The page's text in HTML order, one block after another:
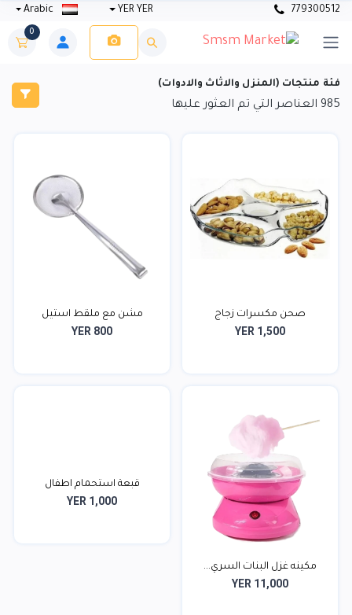
779300512
YER YER
0
فئة منتجات (المنزل والاثاث والادوات)
985 العناصر التي تم العثور عليها
صحن مكسرات زجاج
YER 1,500
مشن مع ملقط استيل
YER 800
مكينه غزل البنات السري...
YER 11,000
قبعة استحمام اطفال
YER 1,000